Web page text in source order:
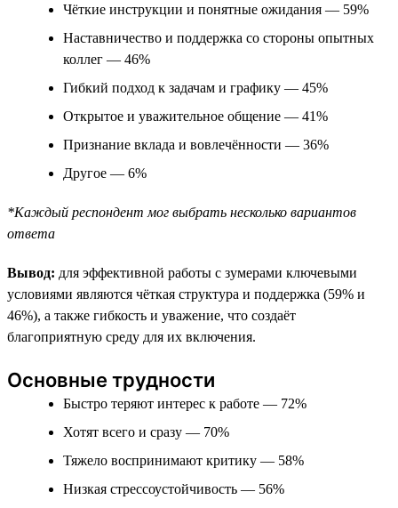
Чёткие инструкции и понятные ожидания — 59%
Наставничество и поддержка со стороны опытных
коллег — 46%
Гибкий подход к задачам и графику — 45%
Открытое и уважительное общение — 41%
Признание вклада и вовлечённости — 36%
Другое — 6%
*Каждый респондент мог выбрать несколько вариантов
ответа
Вывод: для эффективной работы с зумерами ключевыми
условиями являются чёткая структура и поддержка (59% и
46%), а также гибкость и уважение, что создаёт
благоприятную среду для их включения.
Основные трудности
Быстро теряют интерес к работе — 72%
Хотят всего и сразу — 70%
Тяжело воспринимают критику — 58%
Низкая стрессоустойчивость — 56%